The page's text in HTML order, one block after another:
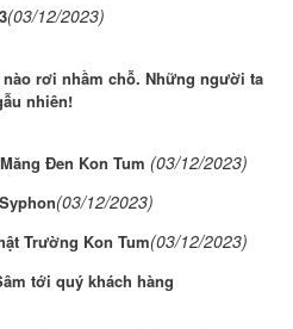
(03/12/2023)
rơi nhầm chỗ. Những người ta
nhiên!
Đen Kon Tum (03/12/2023)
(03/12/2023)
Trường Kon Tum(03/12/2023)
tới quý khách hàng